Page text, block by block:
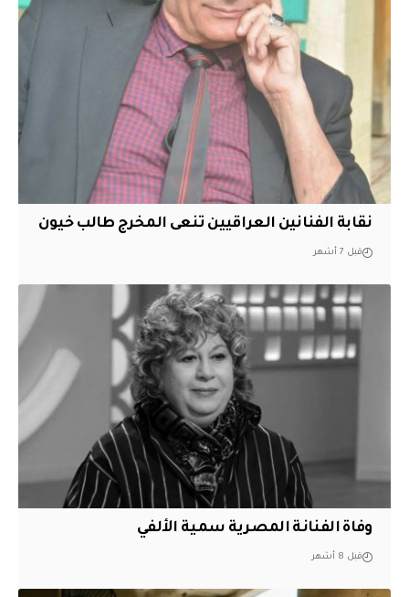
نقابة الفنانين العراقيين تنعى المخرج طالب خيون
قبل 7 أشهر
وفاة الفنانة المصرية سمية الألفي
قبل 8 أشهر